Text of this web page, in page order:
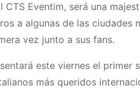
Eventim, será una
a algunas de las
vez junto a sus fans.
este viernes el primer
más queridos